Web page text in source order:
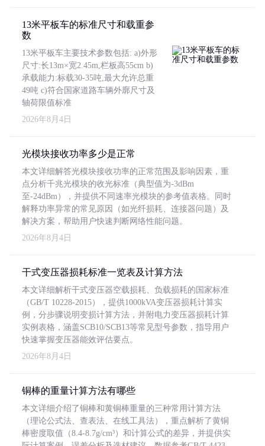
13米平板车的标准尺寸和载重参
数
13米平板车主要技术参数包括: a)外形
尺寸:长13m×宽2.45m,栏板高55cm b)
承载能力:标载30-35吨,最大允许总重
49吨 c)符合国家道路车辆外廓尺寸及
轴荷限值标准
2026年8月4日
光模块接收功率多少是正常
本文详细解答光模块接收功率的正常范围及影响因素，重
点分析千兆光模块的收光标准（典型值为-3dBm
至-24dBm），并提供不同速率光模块的参考值表格。同时
解释功率异常的常见原因（如光纤损耗、连接器问题）及
解决方案，帮助用户快速判断网络性能问题。
2026年8月4日
干式变压器损耗标准一览表及计算方法
本文详细解析干式变压器空载损耗、负载损耗的国家标准
（GB/T 10228-2015），提供1000kVA变压器损耗计算实
例，分步骤说明变损计算方法，并附电力变压器损耗计算
实例表格，涵盖SCB10/SCB13等常见型号参数，指导用户
快速掌握变压器能效评估要点。
2026年8月4日
铜棒的重量计算方法有哪些
本文详细介绍了铜棒和黄铜棒重量的三种常用计算方法
（理论公式法、查表法、在线工具法），重点解析了黄铜
棒密度取值（8.4-8.7g/cm³）和计算公式的差异，并提供实